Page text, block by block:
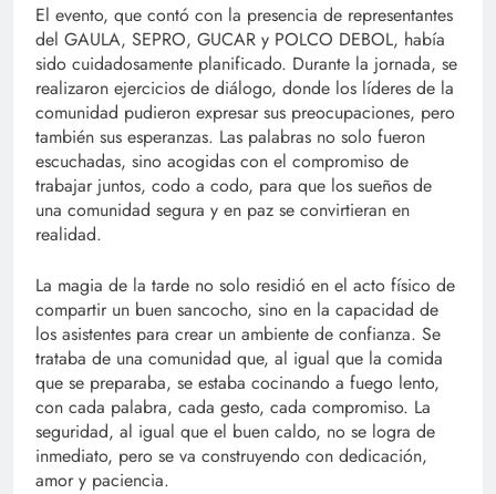
El evento, que contó con la presencia de representantes
del GAULA, SEPRO, GUCAR y POLCO DEBOL, había
sido cuidadosamente planificado. Durante la jornada, se
realizaron ejercicios de diálogo, donde los líderes de la
comunidad pudieron expresar sus preocupaciones, pero
también sus esperanzas. Las palabras no solo fueron
escuchadas, sino acogidas con el compromiso de
trabajar juntos, codo a codo, para que los sueños de
una comunidad segura y en paz se convirtieran en
realidad.
La magia de la tarde no solo residió en el acto físico de
compartir un buen sancocho, sino en la capacidad de
los asistentes para crear un ambiente de confianza. Se
trataba de una comunidad que, al igual que la comida
que se preparaba, se estaba cocinando a fuego lento,
con cada palabra, cada gesto, cada compromiso. La
seguridad, al igual que el buen caldo, no se logra de
inmediato, pero se va construyendo con dedicación,
amor y paciencia.